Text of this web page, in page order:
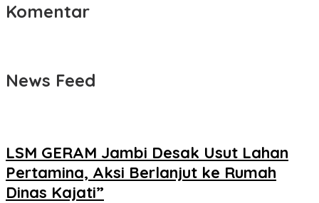
Komentar
News Feed
LSM GERAM Jambi Desak Usut Lahan
Pertamina, Aksi Berlanjut ke Rumah
Dinas Kajati”